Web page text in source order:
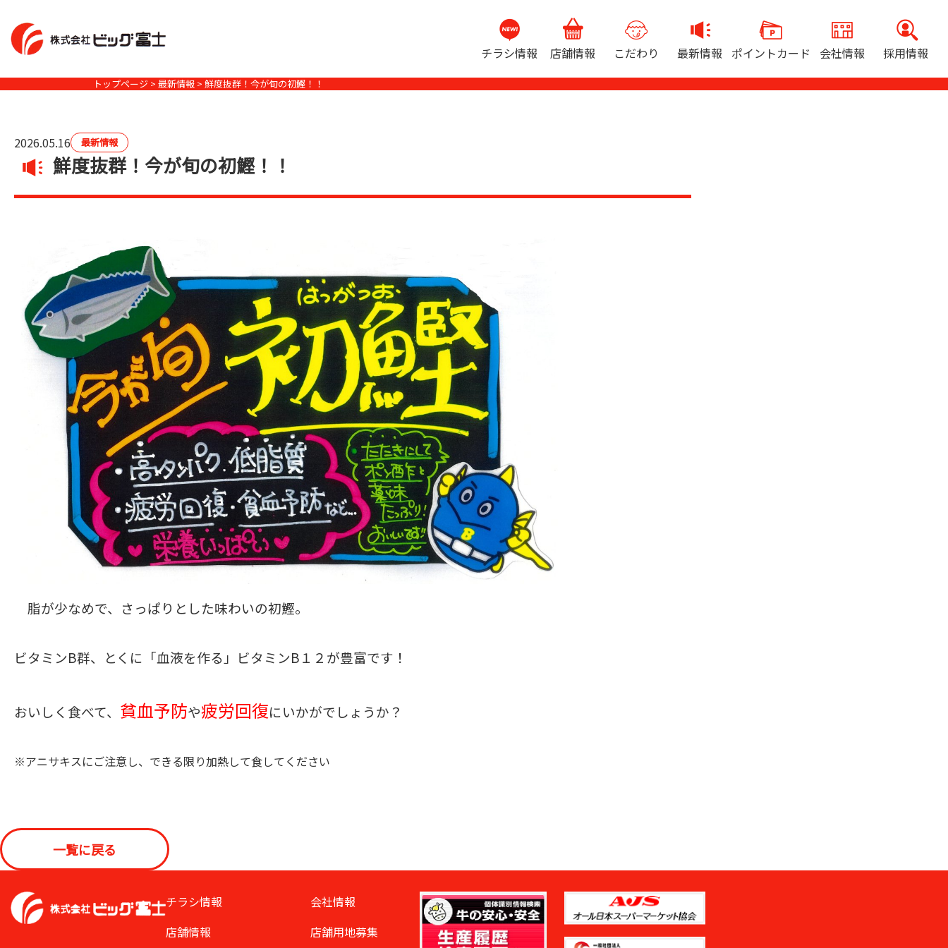
ツ
チラシ情報 店舗情報 こだわり 最新情報 ポイントカード 会社情報 採用情報
トップページ > 最新情報 > 鮮度抜群！今が旬の初鰹！！
2026.05.16 最新情報
鮮度抜群！今が旬の初鰹！！
脂が少なめで、さっぱりとした味わいの初鰹。
ビタミンB群、とくに「血液を作る」ビタミンB１２が豊富です！
おいしく食べて、 貧血予防や疲労回復にいかがでしょうか？
※アニサキスにご注意し、できる限り加熱して食してください
一覧に戻る
チラシ情報
会社情報
店舗情報
店舗用地募集